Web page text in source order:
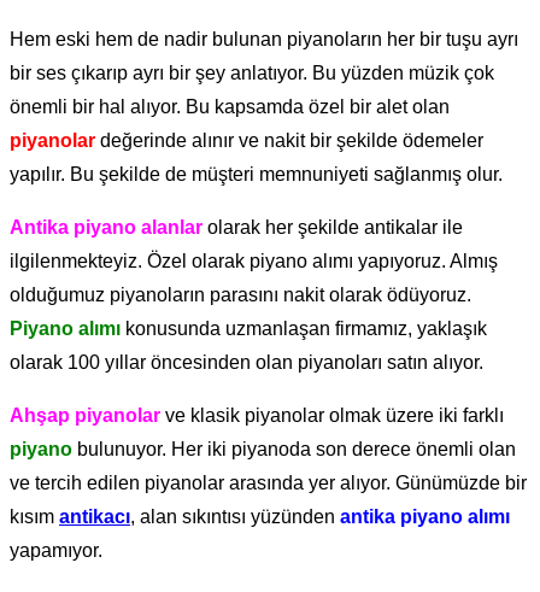
Hem eski hem de nadir bulunan piyanoların her bir tuşu ayrı
bir ses çıkarıp ayrı bir şey anlatıyor. Bu yüzden müzik çok
önemli bir hal alıyor. Bu kapsamda özel bir alet olan
piyanolar değerinde alınır ve nakit bir şekilde ödemeler
yapılır. Bu şekilde de müşteri memnuniyeti sağlanmış olur.
Antika piyano alanlar olarak her şekilde antikalar ile
ilgilenmekteyiz. Özel olarak piyano alımı yapıyoruz. Almış
olduğumuz piyanoların parasını nakit olarak ödüyoruz.
Piyano alımı konusunda uzmanlaşan firmamız, yaklaşık
olarak 100 yıllar öncesinden olan piyanoları satın alıyor.
Ahşap piyanolar ve klasik piyanolar olmak üzere iki farklı
piyano bulunuyor. Her iki piyanoda son derece önemli olan
ve tercih edilen piyanolar arasında yer alıyor. Günümüzde bir
kısım antikacı, alan sıkıntısı yüzünden antika piyano alımı
yapamıyor.